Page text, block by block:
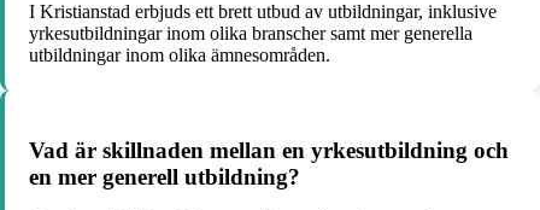
I Kristianstad erbjuds ett brett utbud av utbildningar, inklusive
yrkesutbildningar inom olika branscher samt mer generella
utbildningar inom olika ämnesområden.
Vad är skillnaden mellan en yrkesutbildning och
en mer generell utbildning?